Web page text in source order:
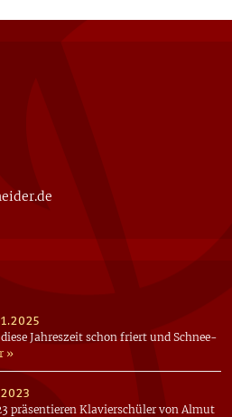
Jah­res­zeit schon friert und Schnee­
»
prä­sen­tie­ren Kla­vier­schü­ler von Almut